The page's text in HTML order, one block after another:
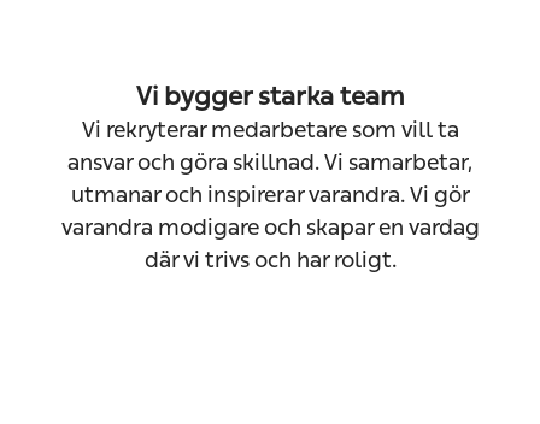
Vi bygger starka team
Vi rekryterar medarbetare som vill ta
ansvar och göra skillnad. Vi samarbetar,
utmanar och inspirerar varandra. Vi gör
varandra modigare och skapar en vardag
där vi trivs och har roligt.